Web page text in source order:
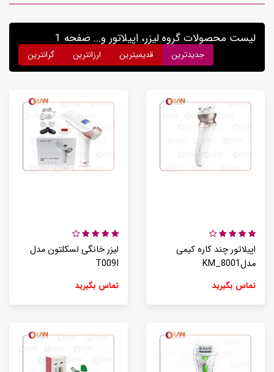
لیست محصولات گروه لیزر، اپیلاتور و... صفحه 1
جدیدترین قدیمیترین ارزانترین گرانترین
اپیلاتور چند کاره کیمی
مدلKM_8001
تماس بگیرید
لیزر خانگی لسکلتون مدل
T009I
تماس بگیرید